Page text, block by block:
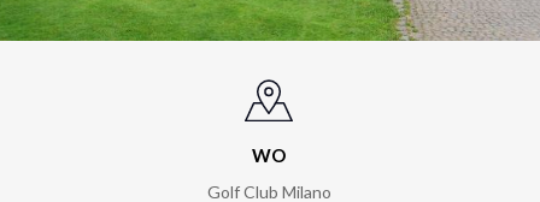
WO
Golf Club Milano